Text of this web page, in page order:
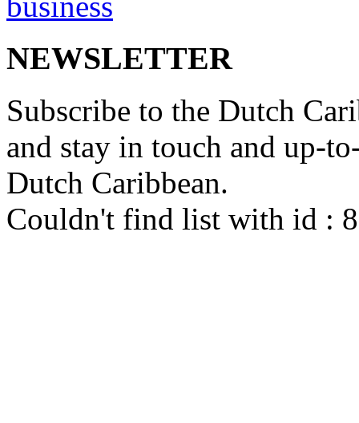
NEWSLETTER
Subscribe to the Dutch
and stay in touch and up-
Dutch Caribbean.
Couldn't find list with id :